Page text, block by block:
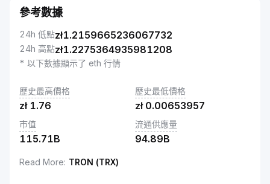
參考數據
24h 低點zł1.2159665236067732
24h 高點zł1.2275364935981208
* 以下數據顯示了 eth 行情
歷史最高價格
zł 1.76
歷史最低價格
zł 0.00653957
市值
115.71B
流通供應量
94.89B
Read More: TRON (TRX)